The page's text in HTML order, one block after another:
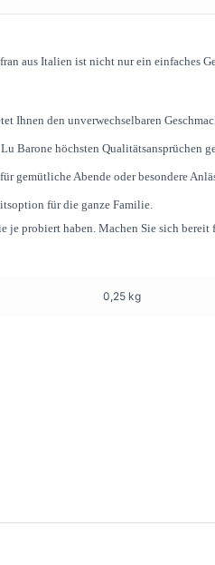
aus Italien ist nicht nur ein einfaches
den unverwechselbaren
Barone höchsten Qualitätsansprüchen
gemütliche Abende oder besondere
für die ganze Familie.
je probiert haben. Machen Sie sich
0,25 kg